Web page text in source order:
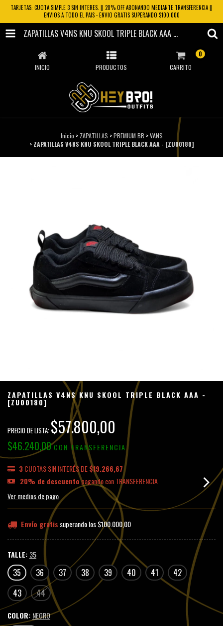
TARJETAS: CUOTA SIMPLE 3 SIN INTERES. || 20% OFF ABONANDO MEDIANTE TRANSFERENCIA ||
ENVIOS A TODO EL PAIS - ENVIO GRATIS SUPERANDO $100.000
ZAPATILLAS V4NS KNU SKOOL TRIPLE BLACK AAA - [ZU00180]
INICIO PRODUCTOS CARRITO
0
Inicio > ZAPATILLAS > PREMIUM BR > VANS
> ZAPATILLAS V4NS KNU SKOOL TRIPLE BLACK AAA - [ZU00180]
ZAPATILLAS V4NS KNU SKOOL TRIPLE BLACK AAA -
[ZU00180]
$57.800,00
$46.240,00CON TRANSFERENCIA
3CUOTAS SIN INTERÉS DE$19.266,67
20% de descuentopagando con TRANSFERENCIA
Ver medios de pago
Envío gratis superando los$100.000,00
TALLE: 35
35 36 37 38 39 40 41
42
43
44
COLOR: NEGRO